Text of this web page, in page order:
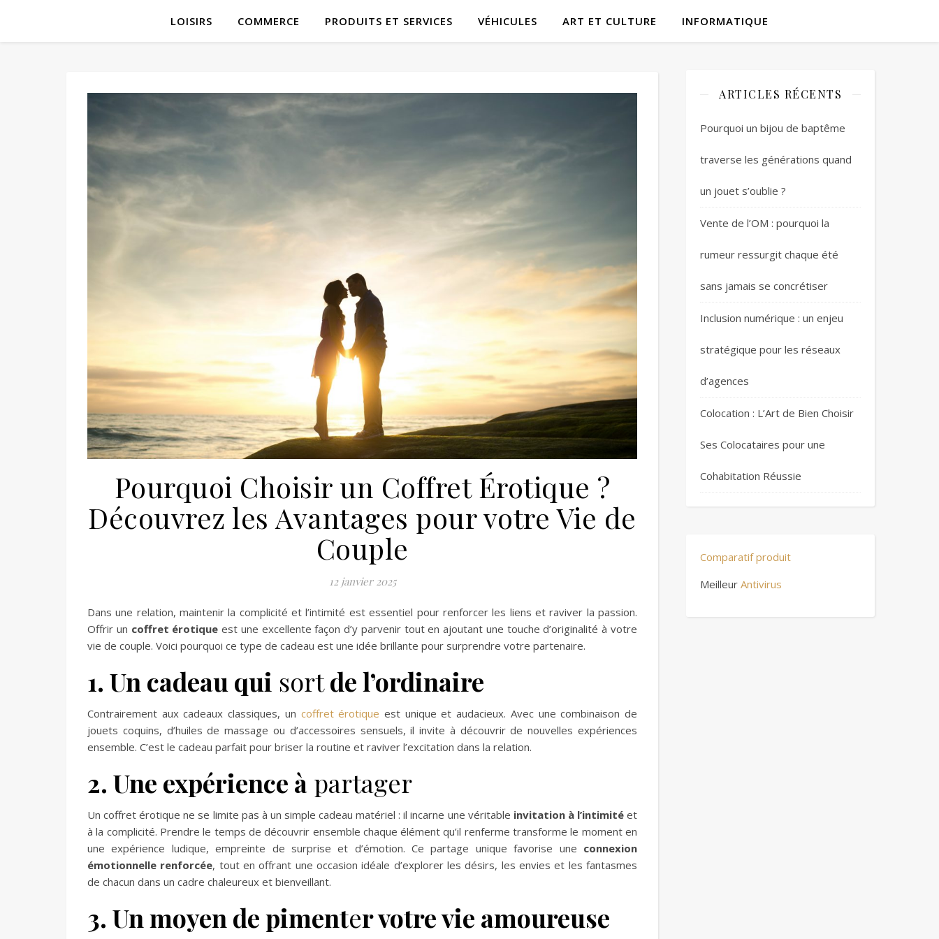
LOISIRS COMMERCE PRODUITS ET SERVICES VÉHICULES ART ET CULTURE INFORMATIQUE
Pourquoi Choisir un Coffret Érotique ?
Découvrez les Avantages pour votre Vie de
Couple
12 janvier 2025
Dans une relation, maintenir la complicité et l’intimité est essentiel pour renforcer les liens et raviver la passion.
Offrir un coffret érotique est une excellente façon d’y parvenir tout en ajoutant une touche d’originalité à votre
vie de couple. Voici pourquoi ce type de cadeau est une idée brillante pour surprendre votre partenaire.
1. Un cadeau qui sortde l’ordinaire
Contrairement aux cadeaux classiques, un coffret érotique est unique et audacieux. Avec une combinaison de
jouets coquins, d’huiles de massage ou d’accessoires sensuels, il invite à découvrir de nouvelles expériences
ensemble. C’est le cadeau parfait pour briser la routine et raviver l’excitation dans la relation.
2. Une expérience à partager
Un coffret érotique ne se limite pas à un simple cadeau matériel : il incarne une véritable invitation à l’intimitéet
à la complicité. Prendre le temps de découvrir ensemble chaque élément qu’il renferme transforme le moment en
une expérience ludique, empreinte de surprise et d’émotion. Ce partage unique favorise une connexion
émotionnelle renforcée, tout en offrant une occasion idéale d’explorer les désirs, les envies et les fantasmes
de chacun dans un cadre chaleureux et bienveillant.
3. Un moyen de pimenter votre vie amoureuse
ARTICLES RÉCENTS
Pourquoi un bijou de baptême
traverse les générations quand
un jouet s’oublie ?
Vente de l’OM : pourquoi la
rumeur ressurgit chaque été
sans jamais se concrétiser
Inclusion numérique : un enjeu
stratégique pour les réseaux
d’agences
Colocation : L’Art de Bien Choisir
Ses Colocataires pour une
Cohabitation Réussie
Comparatif produit
Meilleur Antivirus